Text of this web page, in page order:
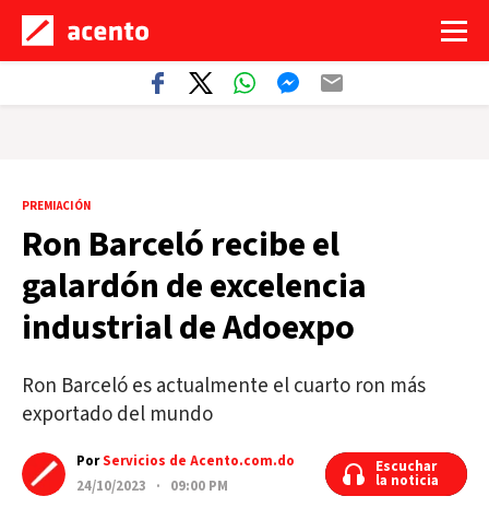
PREMIACIÓN
Ron Barceló recibe el
galardón de excelencia
industrial de Adoexpo
Ron Barceló es actualmente el cuarto ron más
exportado del mundo
PorServicios de Acento.com.do
24/10/2023 · 09:00 PM
Escuchar
la noticia
Escuchar
la noticia